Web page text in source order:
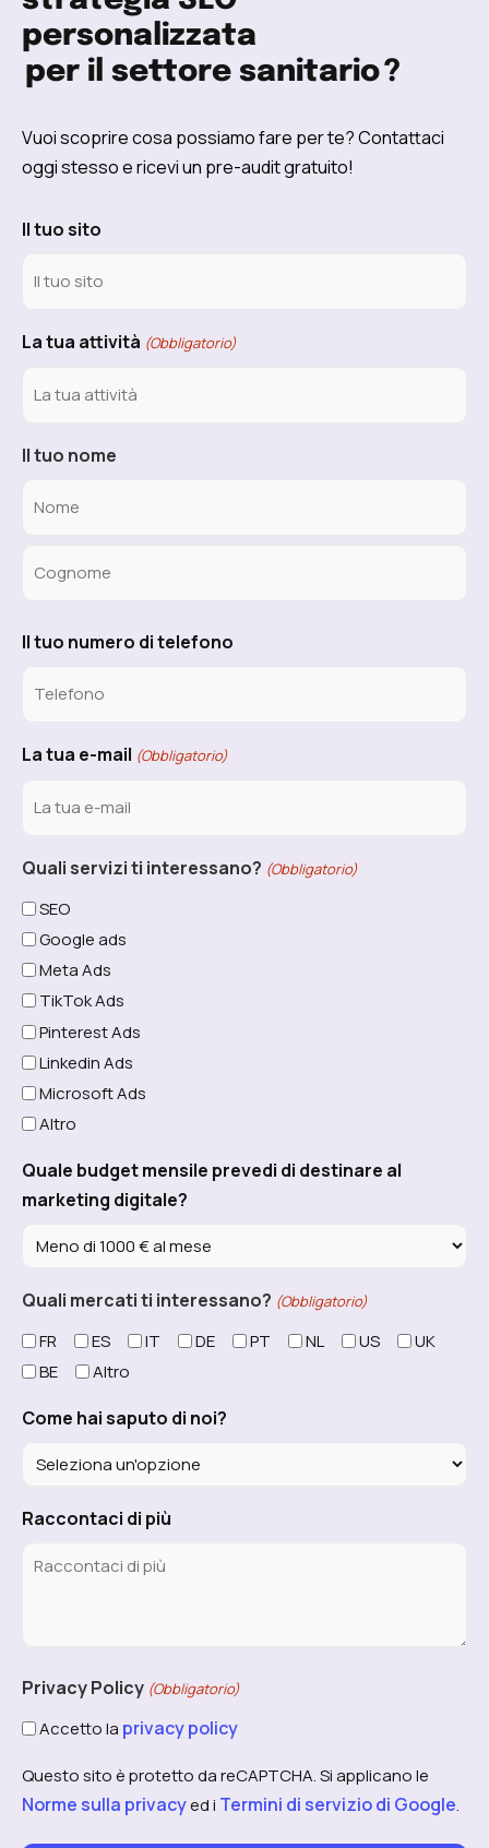
personalizzata
per il settore sanitario?
Vuoi scoprire cosa possiamo fare per te? Contattaci
oggi stesso e ricevi un pre-audit gratuito!
Il tuo sito
La tua attività (Obbligatorio)
Il tuo nome
Il tuo numero di telefono
La tua e-mail (Obbligatorio)
Quali servizi ti interessano? (Obbligatorio)
SEO
Google ads
Meta Ads
TikTok Ads
Pinterest Ads
Linkedin Ads
Microsoft Ads
Altro
Quale budget mensile prevedi di destinare al
marketing digitale?
Quali mercati ti interessano? (Obbligatorio)
FR ES IT DE PT NL US
UK
BE
Altro
Come hai saputo di noi?
Raccontaci di più
Privacy Policy (Obbligatorio)
Accetto la privacy policy
Questo sito è protetto da reCAPTCHA. Si applicano le
Norme sulla privacyed i Termini di servizio di Google.